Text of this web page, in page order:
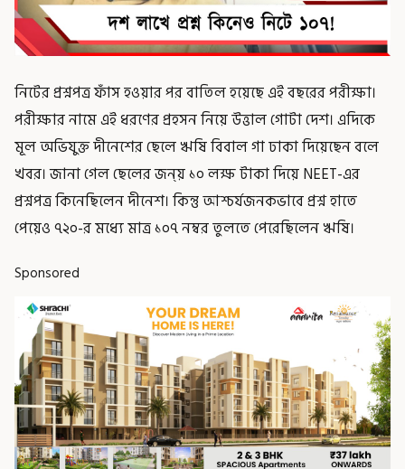
নিটের প্রশ্নপত্র ফাঁস হওয়ার পর বাতিল হয়েছে এই বছরের পরীক্ষা।
পরীক্ষার নামে এই ধরণের প্রহসন নিয়ে উত্তাল গোটা দেশ। এদিকে
মূল অভিযুক্ত দীনেশের ছেলে ঋষি বিবাল গা ঢাকা দিয়েছেন বলে
খবর। জানা গেল ছেলের জন্য় ১০ লক্ষ টাকা দিয়ে NEET-এর
প্রশ্নপত্র কিনেছিলেন দীনেশ। কিন্তু আশ্চর্যজনকভাবে প্রশ্ন হাতে
পেয়েও ৭২০-র মধ্যে মাত্র ১০৭ নম্বর তুলতে পেরেছিলেন ঋষি।
Sponsored